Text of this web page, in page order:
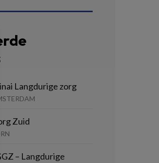
Langdurige zorg
Zuid
– Langdurige